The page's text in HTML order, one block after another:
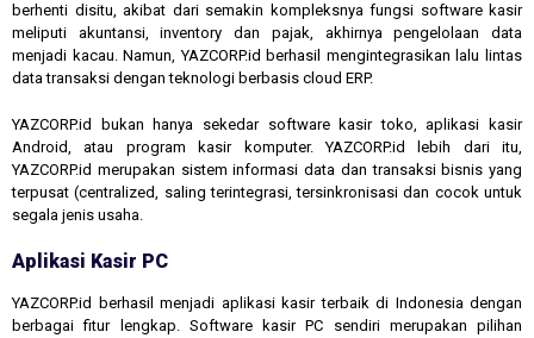
berhenti disitu, akibat dari semakin kompleksnya fungsi software kasir
meliputi akuntansi, inventory dan pajak, akhirnya pengelolaan data
menjadi kacau. Namun, YAZCORP.id berhasil mengintegrasikan lalu lintas
data transaksi dengan teknologi berbasis cloud ERP.
YAZCORP.id bukan hanya sekedar software kasir toko, aplikasi kasir
Android, atau program kasir komputer. YAZCORP.id lebih dari itu,
YAZCORP.id merupakan sistem informasi data dan transaksi bisnis yang
terpusat (centralized, saling terintegrasi, tersinkronisasi dan cocok untuk
segala jenis usaha.
Aplikasi Kasir PC
YAZCORP.id berhasil menjadi aplikasi kasir terbaik di Indonesia dengan
berbagai fitur lengkap. Software kasir PC sendiri merupakan pilihan